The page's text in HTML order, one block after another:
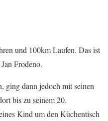
und 100km Laufen. Das ist
Frodeno.
ging dann jedoch mit seinen
bis zu seinem 20.
Kind um den Küchentisch